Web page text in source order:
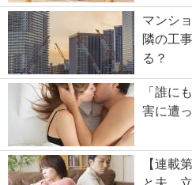
マンシ
隣の工
る？
「誰に
害に遭
【連載